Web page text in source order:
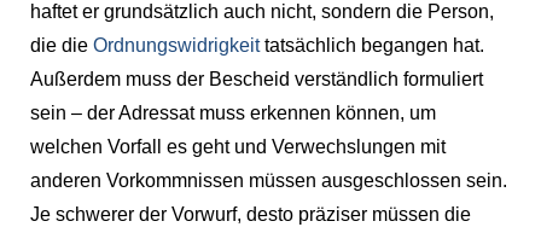
haftet er grundsätzlich auch nicht, sondern die Person,
die die Ordnungswidrigkeittatsächlich begangen hat.
Außerdem muss der Bescheid verständlich formuliert
sein – der Adressat muss erkennen können, um
welchen Vorfall es geht und Verwechslungen mit
anderen Vorkommnissen müssen ausgeschlossen sein.
Je schwerer der Vorwurf, desto präziser müssen die